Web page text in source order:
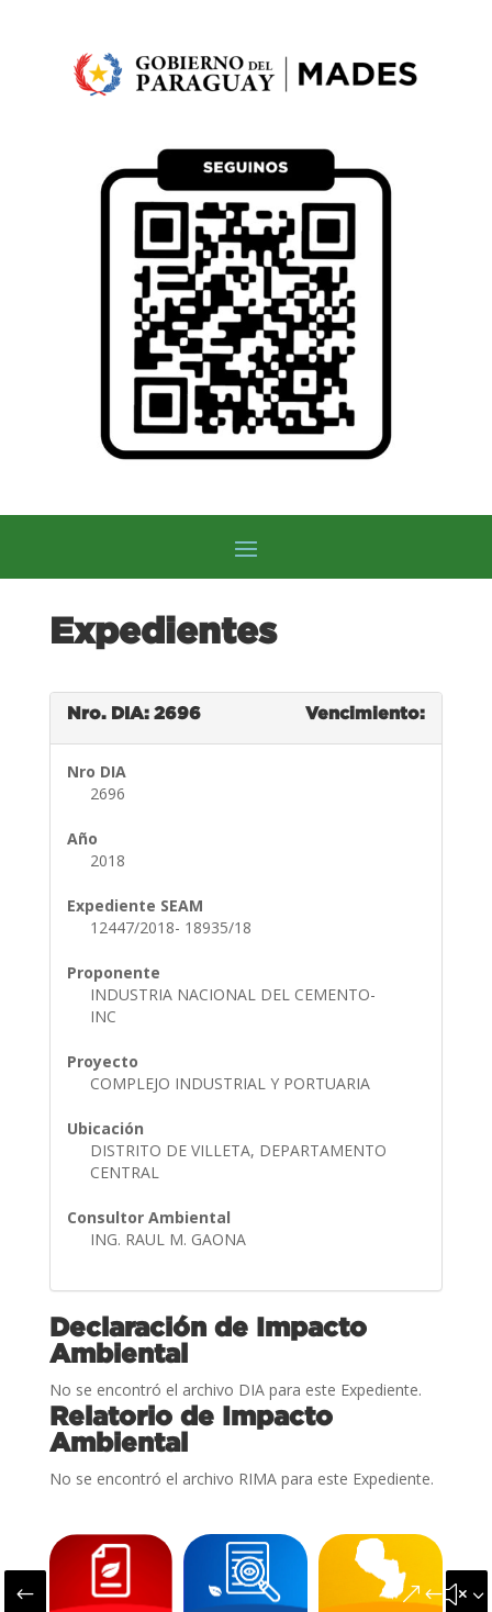
Expedientes
Nro. DIA: 2696 Vencimiento:
Nro DIA
2696
Año
2018
Expediente SEAM
12447/2018- 18935/18
Proponente
INDUSTRIA NACIONAL DEL CEMENTO-
INC
Proyecto
COMPLEJO INDUSTRIAL Y PORTUARIA
Ubicación
DISTRITO DE VILLETA, DEPARTAMENTO
CENTRAL
Consultor Ambiental
ING. RAUL M. GAONA
Declaración de Impacto
Ambiental
No se encontró el archivo DIA para este Expediente.
Relatorio de Impacto
Ambiental
No se encontró el archivo RIMA para este Expediente.
#